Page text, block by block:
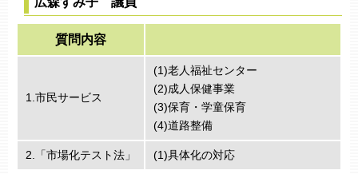
質問内容
1.市民サービス
(1)老人福祉センター
(2)成人保健事業
(3)保育・学童保育
(4)道路整備
2.「市場化テスト法」 (1)具体化の対応